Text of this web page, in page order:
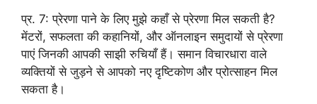
प्र. 7: प्रेरणा पाने के लिए मुझे कहाँ से प्रेरणा मिल सकती है?
मेंटरों, सफलता की कहानियों, और ऑनलाइन समुदायों से प्रेरणा
पाएं जिनकी आपकी साझी रुचियाँ हैं। समान विचारधारा वाले
व्यक्तियों से जुड़ने से आपको नए दृष्टिकोण और प्रोत्साहन मिल
सकता है।